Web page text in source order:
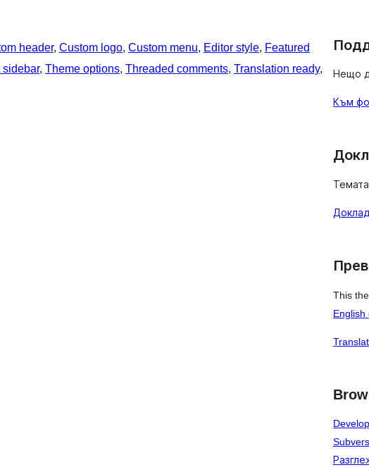
header, Custom logo, Custom menu, Editor style, Featured
sidebar, Theme options, Threaded comments, Translation ready Нещо
Към
This
English